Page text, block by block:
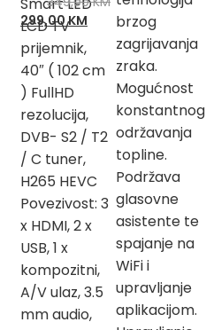
Izvorna
bila
je:
349,00 KM.
299,00KM Trenutna
cijena
299,00 KM.
LCD TV
prijemnik,
40″ ( 102 cm
) FullHD
rezolucija,
DVB- S2 / T2
/ C tuner,
H265 HEVC
Povezivost: 3
x HDMI, 2 x
USB, 1 x
kompozitni,
A/V ulaz, 3.5
mm audio,
brzog
zagrijavanja
zraka.
Mogućnost
konstantnog
održavanja
topline.
Podržava
glasovne
asistente te
spajanje na
WiFi i
upravljanje
aplikacijom.